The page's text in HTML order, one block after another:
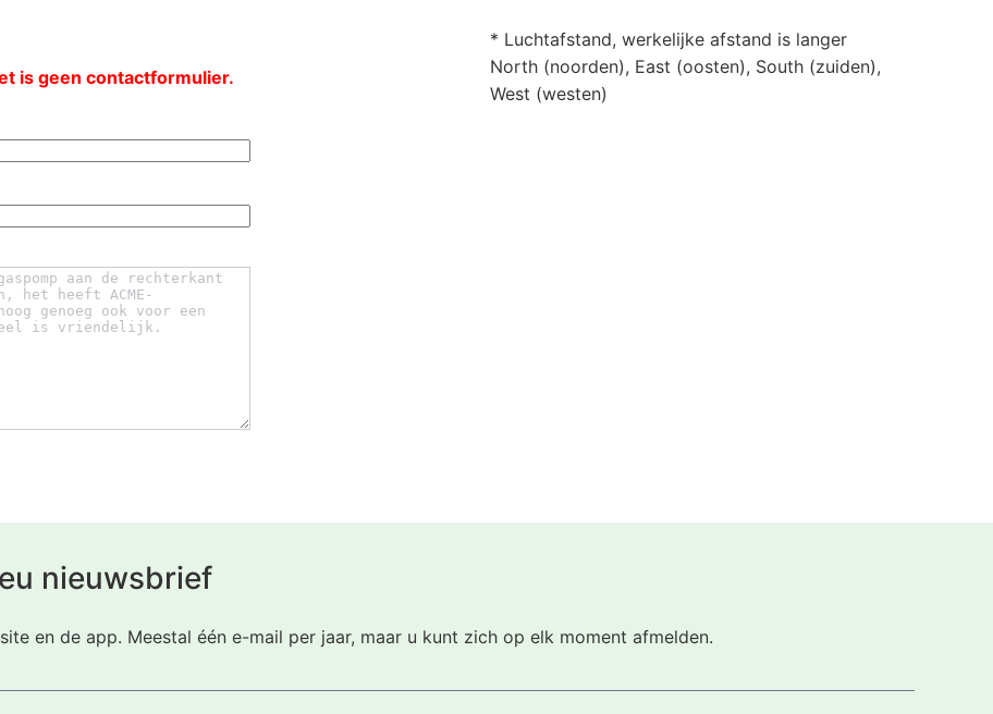
is geen contactformulier.
* Luchtafstand, werkelijke afstand is langer
North (noorden), East (oosten), South (zuiden),
West (westen)
nieuwsbrief
en de app. Meestal één e-mail per jaar, maar u kunt zich op elk moment afmelden.